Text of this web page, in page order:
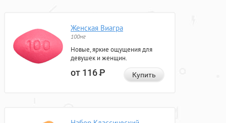
Женская Виагра
100мг
Новые, яркие ощущения для
девушек и женщин.
от 116Р Купить